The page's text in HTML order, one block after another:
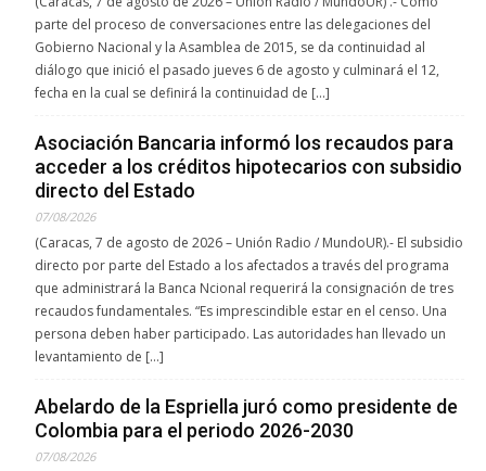
parte del proceso de conversaciones entre las delegaciones del
Gobierno Nacional y la Asamblea de 2015, se da continuidad al
diálogo que inició el pasado jueves 6 de agosto y culminará el 12,
fecha en la cual se definirá la continuidad de […]
Asociación Bancaria informó los recaudos para
acceder a los créditos hipotecarios con subsidio
directo del Estado
07/08/2026
(Caracas, 7 de agosto de 2026 – Unión Radio / MundoUR).- El subsidio
directo por parte del Estado a los afectados a través del programa
que administrará la Banca Ncional requerirá la consignación de tres
recaudos fundamentales. “Es imprescindible estar en el censo. Una
persona deben haber participado. Las autoridades han llevado un
levantamiento de […]
Abelardo de la Espriella juró como presidente de
Colombia para el periodo 2026-2030
07/08/2026